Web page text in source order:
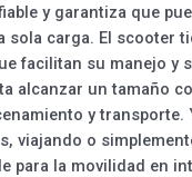
y garantiza que
sola carga. El scooter
facilitan su manejo y
alcanzar un tamaño
y transporte.
viajando o
para la movilidad en